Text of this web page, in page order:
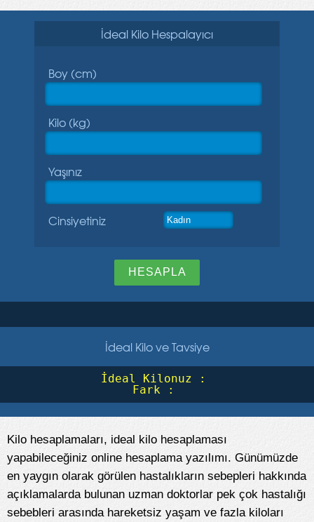
İdeal Kilo Hespalayıcı
Boy (cm)
Kilo (kg)
Yaşınız
Cinsiyetiniz
İdeal Kilo ve Tavsiye
İdeal Kilonuz :
Fark :
Kilo hesaplamaları, ideal kilo hesaplaması
yapabileceğiniz online hesaplama yazılımı. Günümüzde
en yaygın olarak görülen hastalıkların sebepleri hakkında
açıklamalarda bulunan uzman doktorlar pek çok hastalığı
sebebleri arasında hareketsiz yaşam ve fazla kiloları